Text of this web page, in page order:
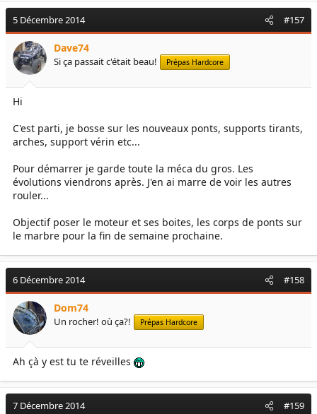
5 Décembre 2014 #157
Dave74
Si ça passait c'était beau! Prépas Hardcore
Hi
C'est parti, je bosse sur les nouveaux ponts, supports tirants,
arches, support vérin etc...
Pour démarrer je garde toute la méca du gros. Les
évolutions viendrons après. J'en ai marre de voir les autres
rouler...
Objectif poser le moteur et ses boites, les corps de ponts sur
le marbre pour la fin de semaine prochaine.
6 Décembre 2014 #158
Dom74
Un rocher! où ça?! Prépas Hardcore
Ah çà y est tu te réveilles
7 Décembre 2014 #159